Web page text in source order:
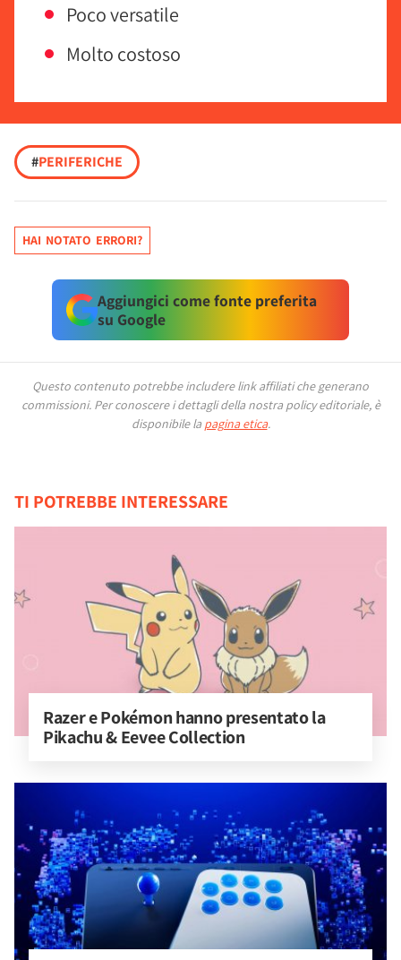
Poco versatile
Molto costoso
#PERIFERICHE
HAI NOTATO ERRORI?
Aggiungici come fonte preferita
su Google
Questo contenuto potrebbe includere link affiliati che generano
commissioni. Per conoscere i dettagli della nostra policy editoriale, è
disponibile la pagina etica.
TI POTREBBE INTERESSARE
Razer e Pokémon hanno presentato la
Pikachu & Eevee Collection